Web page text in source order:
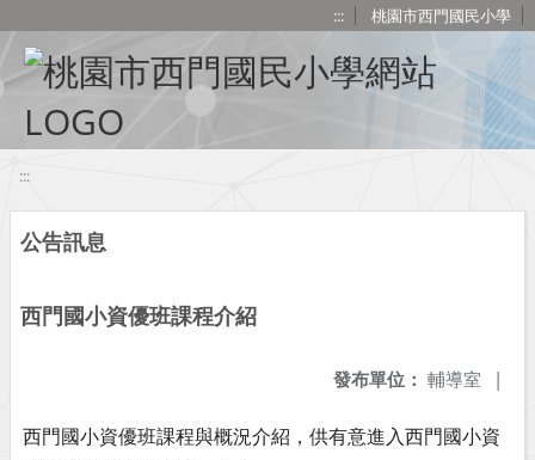
::: 桃園市西門國民小學
:::
公告訊息
西門國小資優班課程介紹
發布單位： 輔導室 |
西門國小資優班課程與概況介紹，供有意進入西門國小資